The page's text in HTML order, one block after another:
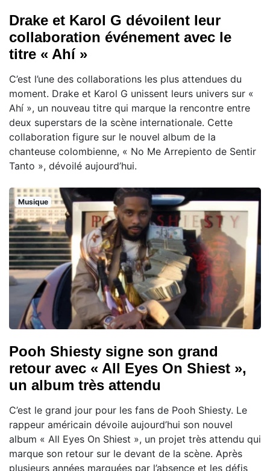
Drake et Karol G dévoilent leur
collaboration événement avec le
titre « Ahí »
C’est l’une des collaborations les plus attendues du
moment. Drake et Karol G unissent leurs univers sur «
Ahí », un nouveau titre qui marque la rencontre entre
deux superstars de la scène internationale. Cette
collaboration figure sur le nouvel album de la
chanteuse colombienne, « No Me Arrepiento de Sentir
Tanto », dévoilé aujourd’hui.
Musique
Pooh Shiesty signe son grand
retour avec « All Eyes On Shiest »,
un album très attendu
C’est le grand jour pour les fans de Pooh Shiesty. Le
rappeur américain dévoile aujourd’hui son nouvel
album « All Eyes On Shiest », un projet très attendu qui
marque son retour sur le devant de la scène. Après
plusieurs années marquées par l’absence et les défis